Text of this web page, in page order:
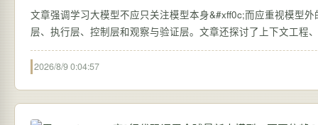
文章强调学习大模型不应只关注模型本身&#xff0c;而应重视模型
层、执行层、控制层和观察与验证层。文章还探讨了上下文工程
2026/8/9 0:04:57